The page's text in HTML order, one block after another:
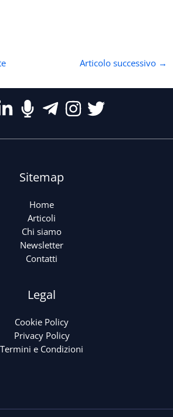
Articolo successivo →
Sitemap
Home
Articoli
Chi siamo
Newsletter
Contatti
Legal
Cookie Policy
Privacy Policy
Termini e Condizioni